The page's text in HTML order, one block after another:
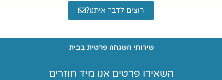
רוצים לדבר איתנו?
שירותי השגחה פרטית בבית
השאירו פרטים אנו מיד חוזרים